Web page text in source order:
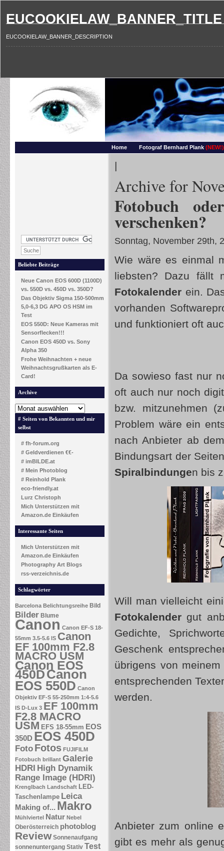
EUCOOKIELAW_BANNER_TITLE
EUCOOKIELAW_BANNER_DESCRIPTION
Home Fotograf Bernhard Plank (NEW!)
Beliebte Beiträge
Neue Canon EOS 600D (1100D)
vs. 550D vs. 450D vs. 350D?
Das Objektiv Sigma 150-500mm
5,0-6,3 DG APO OS HSM im
Test
EOS 550D: Neue Kameras mit
Sensorflecken!!!
Canon EOS 450D vs. Sony
Alpha 350
Frohe Weihnachten + neue
Weihnachtsgrußkarten als E-
Card!
Archive
# Seiten von Bekannten und mir
selbst
# fh-forum.org
# Geldverdienen €€-
# imBILDE.at
# Mein Photoblog
# Reinhold Plank
eco-friendly.at
Lurz Christoph
Mich Unterstützen mit
Amazon.de Einkäufen
Interessante Seiten
Mich Unterstützen mit
Amazon.de Einkäufen
Photography Art Blogs
rss-verzeichnis.de
Schlagwörter
Barcelona Belichtungsreihe Bild
Bilder Blume
Canon Canon EF-S 18-
55mm 3.5-5.6 IS Canon
EF 100mm F2.8
MACRO USM
Canon EOS
450DCanon
EOS 550D Canon
Objektiv EF-S 55-250mm 1:4-5.6
IS D-Lux 3 EF 100mm
F2.8 MACRO
USM EFS 18-55mm EOS
350D EOS 450D
Foto Fotos FUJIFILM
Fotobuch brillant Galerie
HDRI High Dynamik
Range Image (HDRI)
Krenglbach Landschaft LED-
Taschenlampe Leica
Making of... Makro
Mühlviertel Natur Nebel
Oberösterreich photoblog
Review Sonnenaufgang
sonnenuntergang Stativ Test
|
Archive for
Fotobuch
verschenken?
Sonntag, November 29th,
Wie wäre es einmal
liebsten? Dazu fällt
Fotokalender ein.
vorhanden
und funktioniert oft
Da sowieso fast nur
oft auch nur noch
bzw. mitzunehmen
Problem wäre ein
nach Anbieter ab
Bindungsart der
Spiralbindungen bis
Will man vielleicht
Fotokalender gut
Gedichte,
Geschenk
übrigens von
entsprechenden
werden.
Anbieter zum online
gibt es mehr als